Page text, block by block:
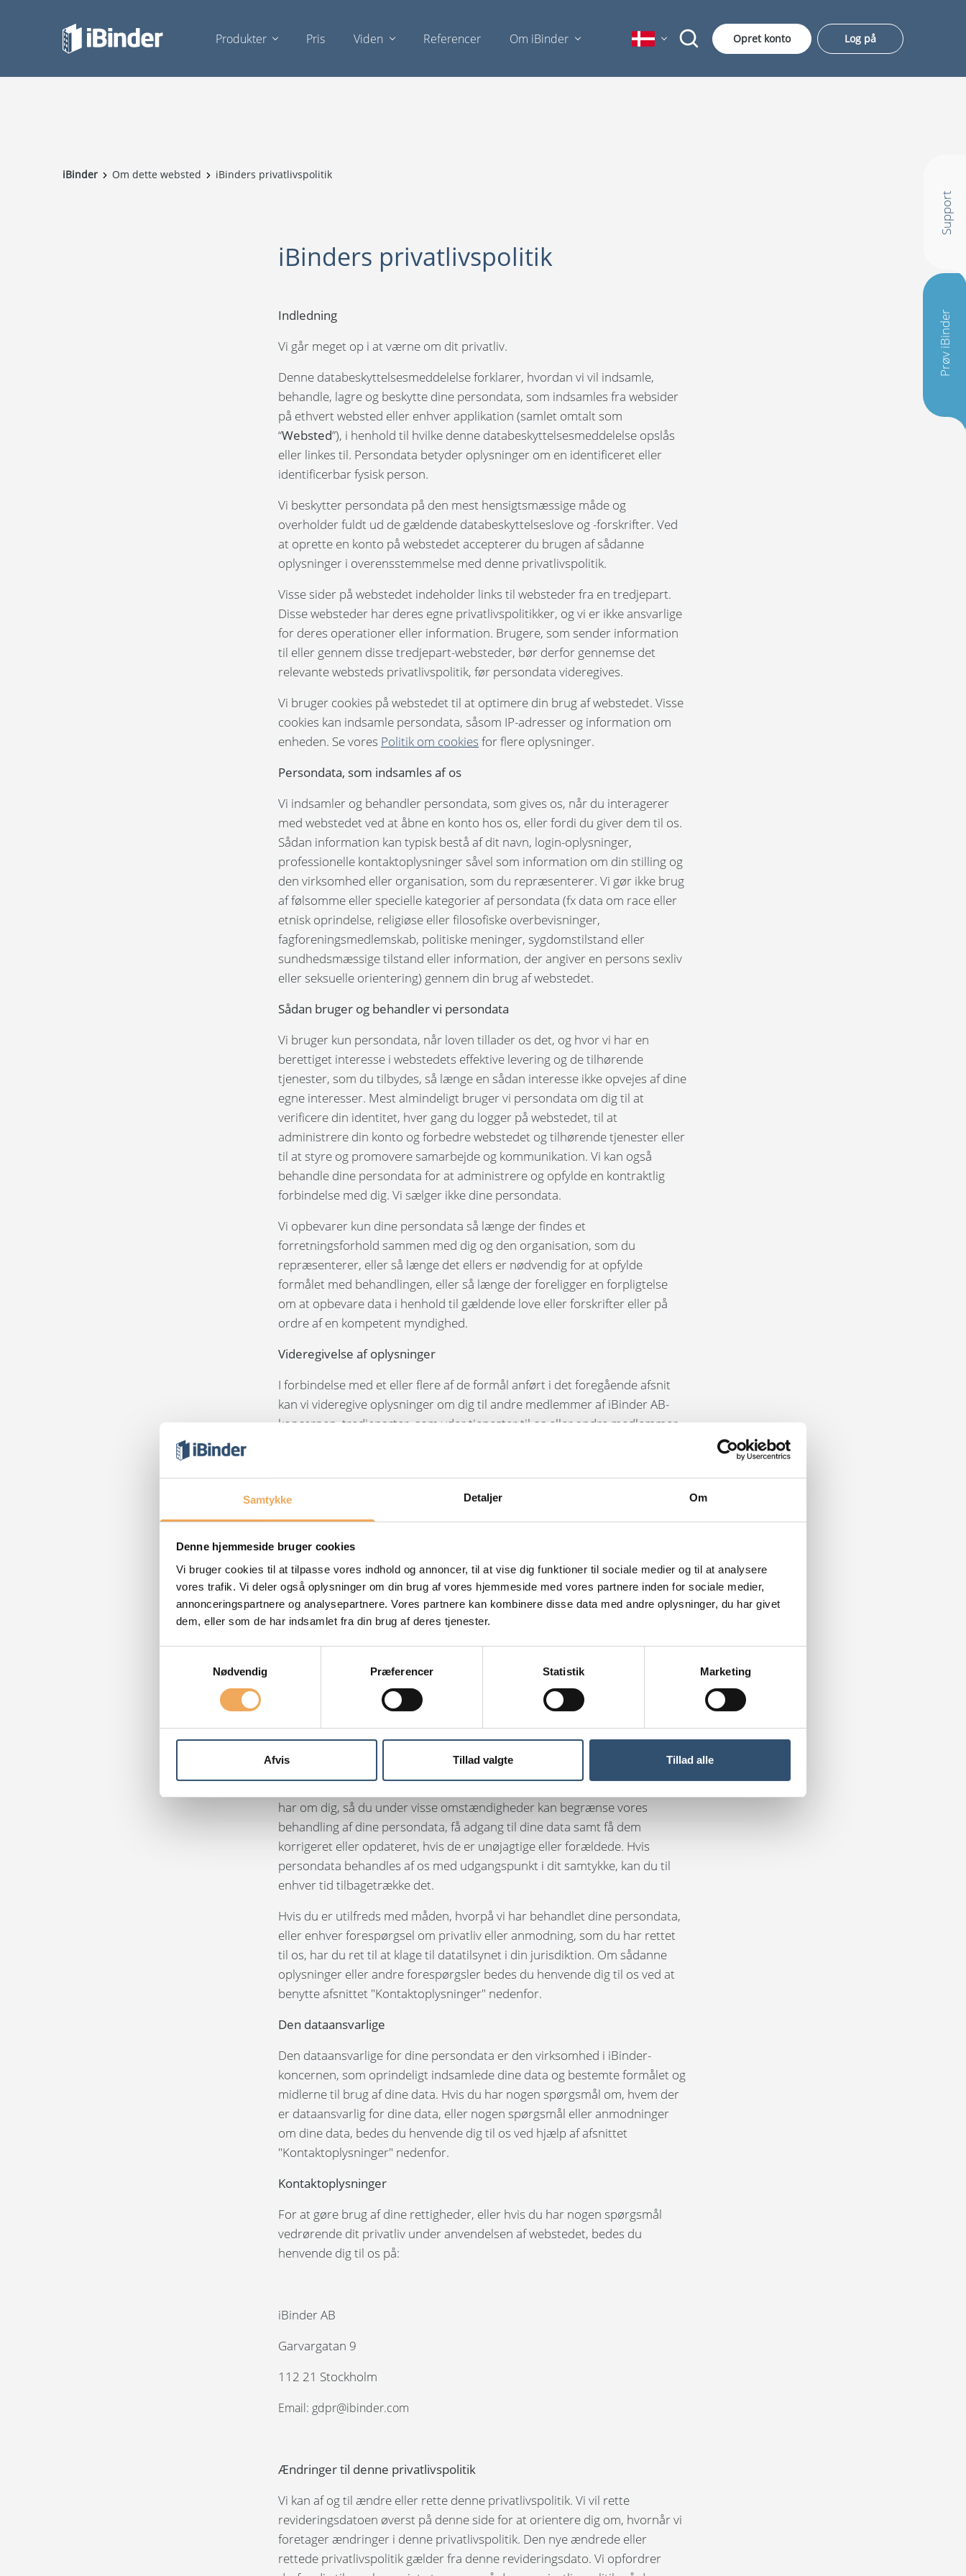
Samtykke Detaljer Om
Denne hjemmeside bruger cookies
Vi bruger cookies til at tilpasse vores indhold og annoncer, til at vise dig funktioner til sociale medier og til at analysere
vores trafik. Vi deler også oplysninger om din brug af vores hjemmeside med vores partnere inden for sociale medier,
annonceringspartnere og analysepartnere. Vores partnere kan kombinere disse data med andre oplysninger, du har givet
dem, eller som de har indsamlet fra din brug af deres tjenester.
Nødvendig
Præferencer Statistik Marketing
Afvis Tillad valgte Tillad alle
Produkter Pris Viden Referencer Om iBinder Opret konto Log på
iBinder Om dette websted iBinders privatlivspolitik
iBinders privatlivspolitik
Indledning
Vi går meget op i at værne om dit privatliv.
Denne databeskyttelsesmeddelelse forklarer, hvordan vi vil indsamle,
behandle, lagre og beskytte dine persondata, som indsamles fra websider
på ethvert websted eller enhver applikation (samlet omtalt som
“Websted”), i henhold til hvilke denne databeskyttelsesmeddelelse opslås
eller linkes til. Persondata betyder oplysninger om en identificeret eller
identificerbar fysisk person.
Vi beskytter persondata på den mest hensigtsmæssige måde og
overholder fuldt ud de gældende databeskyttelseslove og -forskrifter. Ved
at oprette en konto på webstedet accepterer du brugen af sådanne
oplysninger i overensstemmelse med denne privatlivspolitik.
Visse sider på webstedet indeholder links til websteder fra en tredjepart.
Disse websteder har deres egne privatlivspolitikker, og vi er ikke ansvarlige
for deres operationer eller information. Brugere, som sender information
til eller gennem disse tredjepart-websteder, bør derfor gennemse det
relevante websteds privatlivspolitik, før persondata videregives.
Vi bruger cookies på webstedet til at optimere din brug af webstedet. Visse
cookies kan indsamle persondata, såsom IP-adresser og information om
enheden. Se vores Politik om cookies for flere oplysninger.
Persondata, som indsamles af os
Vi indsamler og behandler persondata, som gives os, når du interagerer
med webstedet ved at åbne en konto hos os, eller fordi du giver dem til os.
Sådan information kan typisk bestå af dit navn, login-oplysninger,
professionelle kontaktoplysninger såvel som information om din stilling og
den virksomhed eller organisation, som du repræsenterer. Vi gør ikke brug
af følsomme eller specielle kategorier af persondata (fx data om race eller
etnisk oprindelse, religiøse eller filosofiske overbevisninger,
fagforeningsmedlemskab, politiske meninger, sygdomstilstand eller
sundhedsmæssige tilstand eller information, der angiver en persons sexliv
eller seksuelle orientering) gennem din brug af webstedet.
Sådan bruger og behandler vi persondata
Vi bruger kun persondata, når loven tillader os det, og hvor vi har en
berettiget interesse i webstedets effektive levering og de tilhørende
tjenester, som du tilbydes, så længe en sådan interesse ikke opvejes af dine
egne interesser. Mest almindeligt bruger vi persondata om dig til at
verificere din identitet, hver gang du logger på webstedet, til at
administrere din konto og forbedre webstedet og tilhørende tjenester eller
til at styre og promovere samarbejde og kommunikation. Vi kan også
behandle dine persondata for at administrere og opfylde en kontraktlig
forbindelse med dig. Vi sælger ikke dine persondata.
Vi opbevarer kun dine persondata så længe der findes et
forretningsforhold sammen med dig og den organisation, som du
repræsenterer, eller så længe det ellers er nødvendig for at opfylde
formålet med behandlingen, eller så længe der foreligger en forpligtelse
om at opbevare data i henhold til gældende love eller forskrifter eller på
ordre af en kompetent myndighed.
Videregivelse af oplysninger
I forbindelse med et eller flere af de formål anført i det foregående afsnit
kan vi videregive oplysninger om dig til andre medlemmer af iBinder AB-
koncernen, tredjeparter, som yder tjenester til os eller andre medlemmer
kompetente myndigheder og andre tredjeparter, som med rimelighed må
have adgang til dine persondata med henblik på et eller flere af de formål
anført i foregående afsnit. Vi kan også videregive dine persondata, hvis det
er krævet af loven, af en regulator eller under retssager.
Vil bestræber os altid på at behandle dine persondata inden for EU/EØS-
området. Hvis en modtager af dine persondata er hjemmehørende i et land
uden databeskyttelseslove svarende til dem, der gælder i dit
hjemstedsområde, vil vi sørge for, at der er passende
sikkerhedsforanstaltninger på plads til at beskytte dine persondata, som
efterlever vores retslige forpligtelser, såsom en dataoverførselsaftale med
modtageren baseret på standardkontraktbestemmelser godkendt af
Europa-Kommissionen til overførsler af persondata til tredjelande.
Dine rettigheder
Under gældende lovgivning kan du have forskellige rettigheder i forhold til
har om dig, så du under visse omstændigheder kan begrænse vores
behandling af dine persondata, få adgang til dine data samt få dem
korrigeret eller opdateret, hvis de er unøjagtige eller forældede. Hvis
persondata behandles af os med udgangspunkt i dit samtykke, kan du til
enhver tid tilbagetrække det.
Hvis du er utilfreds med måden, hvorpå vi har behandlet dine persondata,
eller enhver forespørgsel om privatliv eller anmodning, som du har rettet
til os, har du ret til at klage til datatilsynet i din jurisdiktion. Om sådanne
oplysninger eller andre forespørgsler bedes du henvende dig til os ved at
benytte afsnittet "Kontaktoplysninger" nedenfor.
Den dataansvarlige
Den dataansvarlige for dine persondata er den virksomhed i iBinder-
koncernen, som oprindeligt indsamlede dine data og bestemte formålet og
midlerne til brug af dine data. Hvis du har nogen spørgsmål om, hvem der
er dataansvarlig for dine data, eller nogen spørgsmål eller anmodninger
om dine data, bedes du henvende dig til os ved hjælp af afsnittet
"Kontaktoplysninger" nedenfor.
Kontaktoplysninger
For at gøre brug af dine rettigheder, eller hvis du har nogen spørgsmål
vedrørende dit privatliv under anvendelsen af webstedet, bedes du
henvende dig til os på:
iBinder AB
Garvargatan 9
112 21 Stockholm
Email: gdpr@ibinder.com
Ændringer til denne privatlivspolitik
Vi kan af og til ændre eller rette denne privatlivspolitik. Vi vil rette
revideringsdatoen øverst på denne side for at orientere dig om, hvornår vi
foretager ændringer i denne privatlivspolitik. Den nye ændrede eller
rettede privatlivspolitik gælder fra denne revideringsdato. Vi opfordrer
Support
Prøv iBinder